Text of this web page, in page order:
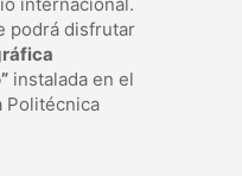
podrá disfrutar
instalada en el
Politécnica